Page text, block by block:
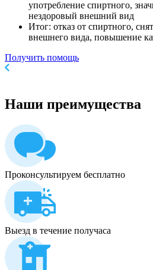
употребление спиртного,
нездоровый внешний вид
Итог: отказ от спиртного,
внешнего вида, повышение
Получить помощь
Наши преимущества
Проконсультируем бесплатно
Выезд в течение получаса